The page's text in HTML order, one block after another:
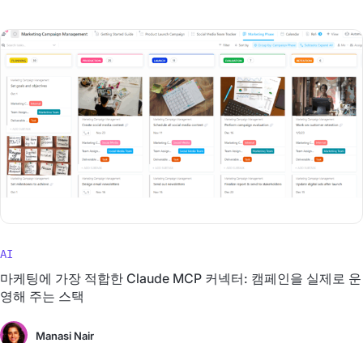
AI
마케팅에 가장 적합한 Claude MCP 커넥터: 캠페인을 실제로 운
영해 주는 스택
Manasi Nair